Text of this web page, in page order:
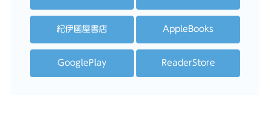
紀伊國屋書店 AppleBooks
GooglePlay ReaderStore